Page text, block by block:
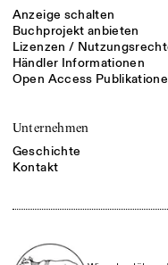
Anzeige schalten
Buchprojekt anbieten
Lizenzen /
Händler Informationen
Open Access
Unternehmen
Geschichte
Kontakt